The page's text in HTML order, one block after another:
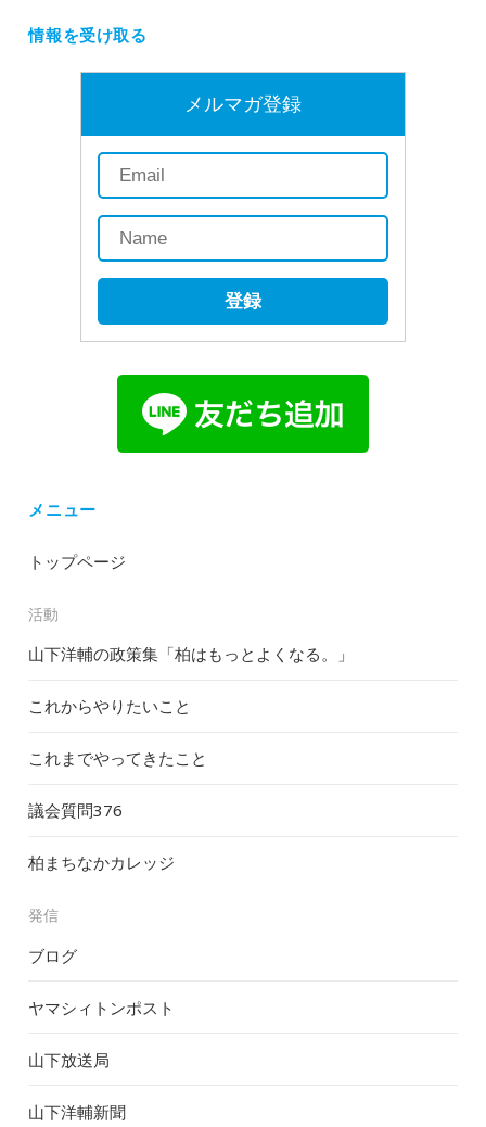
情報を受け取る
メルマガ登録
登録
メニュー
トップページ
活動
山下洋輔の政策集「柏はもっとよくなる。」
これからやりたいこと
これまでやってきたこと
議会質問376
柏まちなかカレッジ
発信
ブログ
ヤマシィトンポスト
山下放送局
山下洋輔新聞